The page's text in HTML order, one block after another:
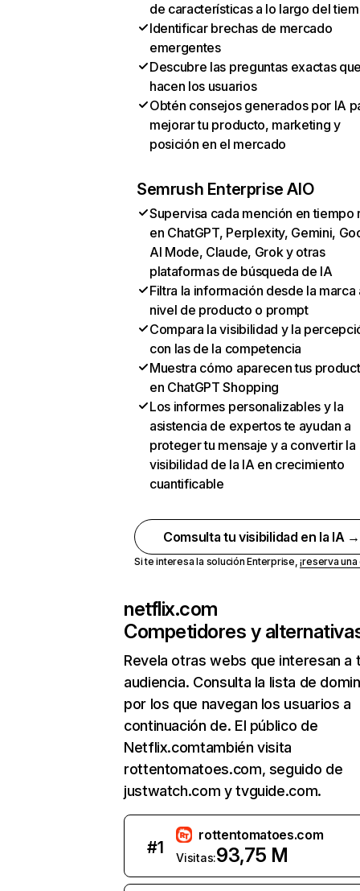
de características a lo largo del
Identificar brechas de mercado
emergentes
Descubre las preguntas exactas
hacen los usuarios
Obtén consejos generados por IA
mejorar tu producto, marketing y
posición en el mercado
Semrush Enterprise AIO
Supervisa cada mención en tiempo
en ChatGPT, Perplexity, Gemini,
AI Mode, Claude, Grok y otras
plataformas de búsqueda de IA
Filtra la información desde la marca
nivel de producto o prompt
Compara la visibilidad y la
con las de la competencia
Muestra cómo aparecen tus
en ChatGPT Shopping
Los informes personalizables y la
asistencia de expertos te ayudan a
proteger tu mensaje y a convertir la
visibilidad de la IA en crecimiento
cuantificable
Comsulta tu visibilidad en la IA →
Si te interesa la solución Enterprise,¡reserva
netflix.com
Competidores y
Revela otras webs que interesan a
audiencia. Consulta la lista de
por los que navegan los usuarios a
continuación de. El público de
Netflix.comtambién visita
rottentomatoes.com, seguido de
justwatch.com y tvguide.com.
#1
rottentomatoes.com
Visitas:93,75 M